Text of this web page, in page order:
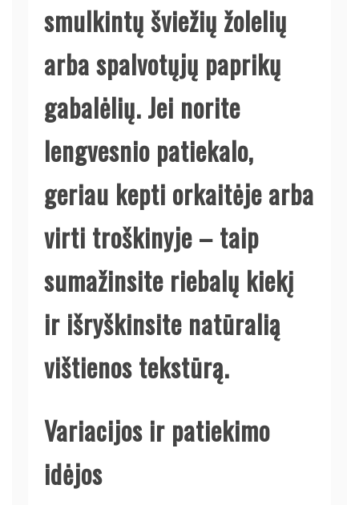
smulkintų šviežių žolelių
arba spalvotųjų paprikų
gabalėlių. Jei norite
lengvesnio patiekalo,
geriau kepti orkaitėje arba
virti troškinyje – taip
sumažinsite riebalų kiekį
ir išryškinsite natūralią
vištienos tekstūrą.
Variacijos ir patiekimo
idėjos